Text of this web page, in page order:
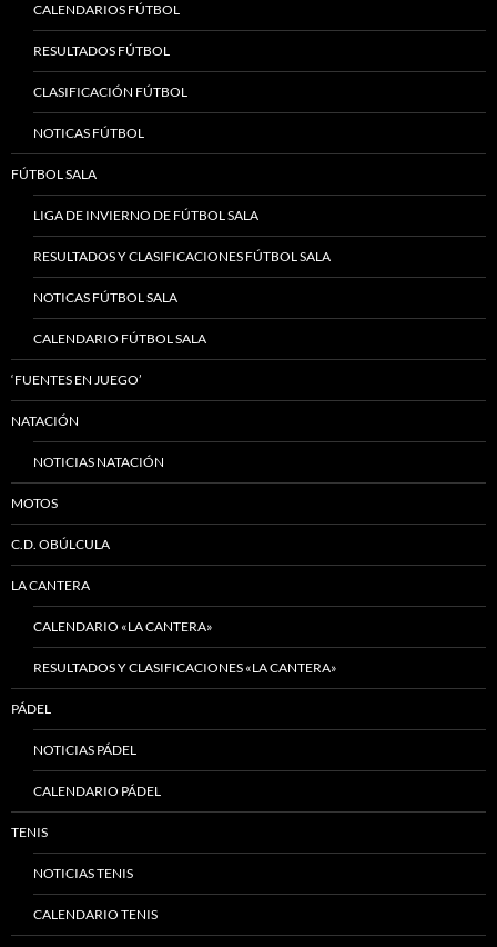
CALENDARIOS FÚTBOL
RESULTADOS FÚTBOL
CLASIFICACIÓN FÚTBOL
NOTICAS FÚTBOL
FÚTBOL SALA
LIGA DE INVIERNO DE FÚTBOL SALA
RESULTADOS Y CLASIFICACIONES FÚTBOL SALA
NOTICAS FÚTBOL SALA
CALENDARIO FÚTBOL SALA
‘FUENTES EN JUEGO’
NATACIÓN
NOTICIAS NATACIÓN
MOTOS
C.D. OBÚLCULA
LA CANTERA
CALENDARIO «LA CANTERA»
RESULTADOS Y CLASIFICACIONES «LA CANTERA»
PÁDEL
NOTICIAS PÁDEL
CALENDARIO PÁDEL
TENIS
NOTICIAS TENIS
CALENDARIO TENIS